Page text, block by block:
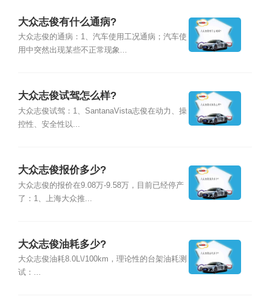
大众志俊有什么通病?
大众志俊的通病：1、汽车使用工况通病；汽车使
用中突然出现某些不正常现象...
大众志俊试驾怎么样?
大众志俊试驾：1、SantanaVista志俊在动力、操
控性、安全性以...
大众志俊报价多少?
大众志俊的报价在9.08万-9.58万，目前已经停产
了：1、上海大众推...
大众志俊油耗多少?
大众志俊油耗8.0L\/100km，理论性的台架油耗测
试：...